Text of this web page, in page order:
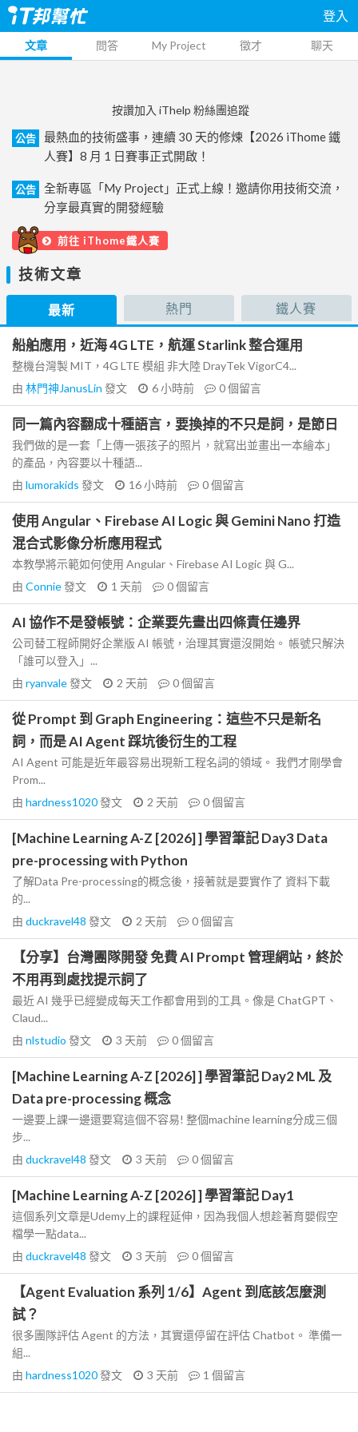
登入
文章 問答 My Project 徵才 聊天
按讚加入 iThelp 粉絲團追蹤
公告
最熱血的技術盛事，連續 30 天的修煉【2026 iThome 鐵
人賽】8 月 1 日賽事正式開啟！
公告
全新專區「My Project」正式上線！邀請你用技術交流，
分享最真實的開發經驗
前往 iThome鐵人賽
技術文章
最新 熱門 鐵人賽
船舶應用，近海 4G LTE，航運 Starlink 整合運用
整機台灣製 MIT，4G LTE 模組 非大陸 DrayTek VigorC4...
由 林門神JanusLin 發文 6 小時前 0個留言
同一篇內容翻成十種語言，要換掉的不只是詞，是節日
我們做的是一套「上傳一張孩子的照片，就寫出並畫出一本繪本」
的產品，內容要以十種語...
由 lumorakids 發文 16 小時前 0個留言
使用 Angular、Firebase AI Logic 與 Gemini Nano 打造
混合式影像分析應用程式
本教學將示範如何使用 Angular、Firebase AI Logic 與 G...
由 Connie發文 1 天前 0個留言
AI 協作不是發帳號：企業要先畫出四條責任邊界
公司替工程師開好企業版 AI 帳號，治理其實還沒開始。 帳號只解決
「誰可以登入」...
由 ryanvale發文 2 天前 0個留言
從 Prompt 到 Graph Engineering：這些不只是新名
詞，而是 AI Agent 踩坑後衍生的工程
AI Agent 可能是近年最容易出現新工程名詞的領域。 我們才剛學會
Prom...
由 hardness1020發文 2 天前 0個留言
[Machine Learning A-Z [2026] ] 學習筆記 Day3 Data
pre-processing with Python
了解Data Pre-processing的概念後，接著就是要實作了 資料下載
的...
由 duckravel48 發文 2 天前 0個留言
【分享】台灣團隊開發 免費 AI Prompt 管理網站，終於
不用再到處找提示詞了
最近 AI 幾乎已經變成每天工作都會用到的工具。像是 ChatGPT、
Claud...
由 nlstudio 發文 3 天前 0個留言
[Machine Learning A-Z [2026] ] 學習筆記 Day2 ML 及
Data pre-processing 概念
一邊要上課一邊還要寫這個不容易! 整個machine learning分成三個
步...
由 duckravel48 發文 3 天前 0個留言
[Machine Learning A-Z [2026] ] 學習筆記 Day1
這個系列文章是Udemy上的課程延伸，因為我個人想趁著育嬰假空
檔學一點data...
由 duckravel48 發文 3 天前 0個留言
【Agent Evaluation 系列 1/6】Agent 到底該怎麼測
試？
很多團隊評估 Agent 的方法，其實還停留在評估 Chatbot。 準備一
組...
由 hardness1020發文 3 天前 1 個留言